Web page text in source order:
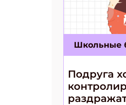
Школьные
Подруга